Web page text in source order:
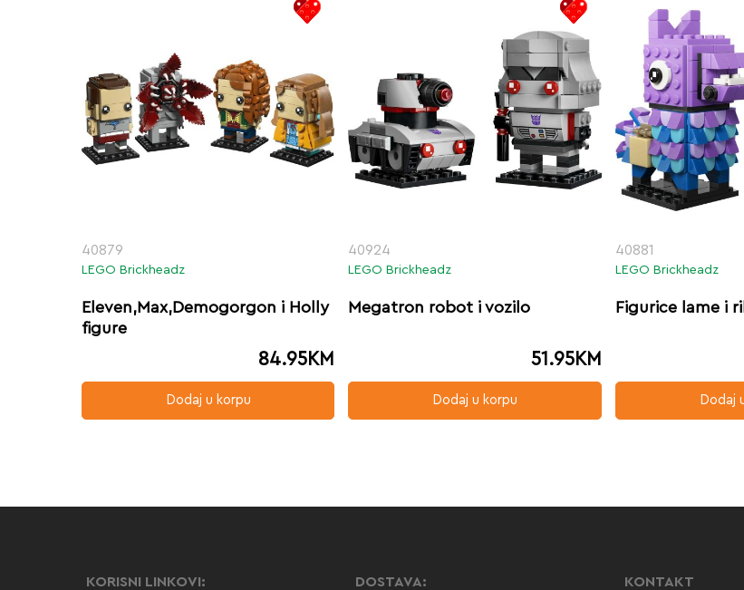
40879
LEGO Brickheadz
Eleven,Max,Demogorgon i Holly
figure
84.95KM
Dodaj u korpu
40924
LEGO Brickheadz
Megatron robot i vozilo
51.95KM
Dodaj u korpu
40881
LEGO Brickheadz
Figurice lame i
Dodaj
KORISNI LINKOVI: DOSTAVA: KONTAKT